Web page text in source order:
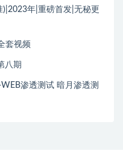
年|重磅首发|无秘更
套视频
八期
渗透测试 暗月渗透测